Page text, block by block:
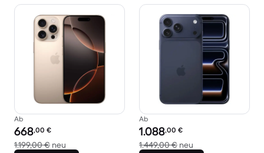
Ab
Preis des erneuerten Produkts:
668,00 €
1.199,00 € neu Im Vergleich zum Neupreis von 1.199,00 €
Ab
Preis des erneuerten Produkts:
1.088,00 €
1.449,00 € neu